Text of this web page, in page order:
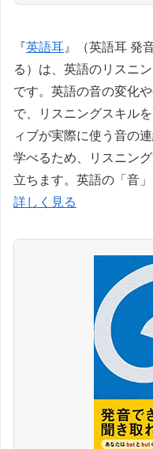
『英語耳 』（英語耳 発
る）は、英語のリスニ
です。英語の音の変化
で、リスニングスキル
ィブが実際に使う音の
学べるため、リスニン
立ちます。英語の「音
詳しく見る